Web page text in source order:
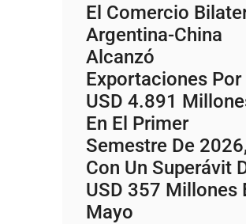
El Comercio
Argentina-China
Alcanzó
Exportaciones Por
USD 4.891
En El Primer
Semestre De 2026,
Con Un Superávit
USD 357 Millones
Mayo